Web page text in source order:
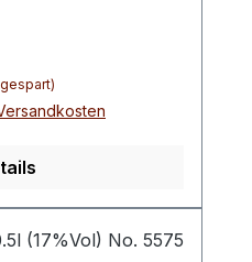
und Kirsche.
Orangenscheiben